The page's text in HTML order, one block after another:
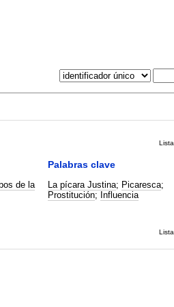
Lista
Palabras clave
La pícara Justina; Picaresca;
Prostitución; Influencia
Lista